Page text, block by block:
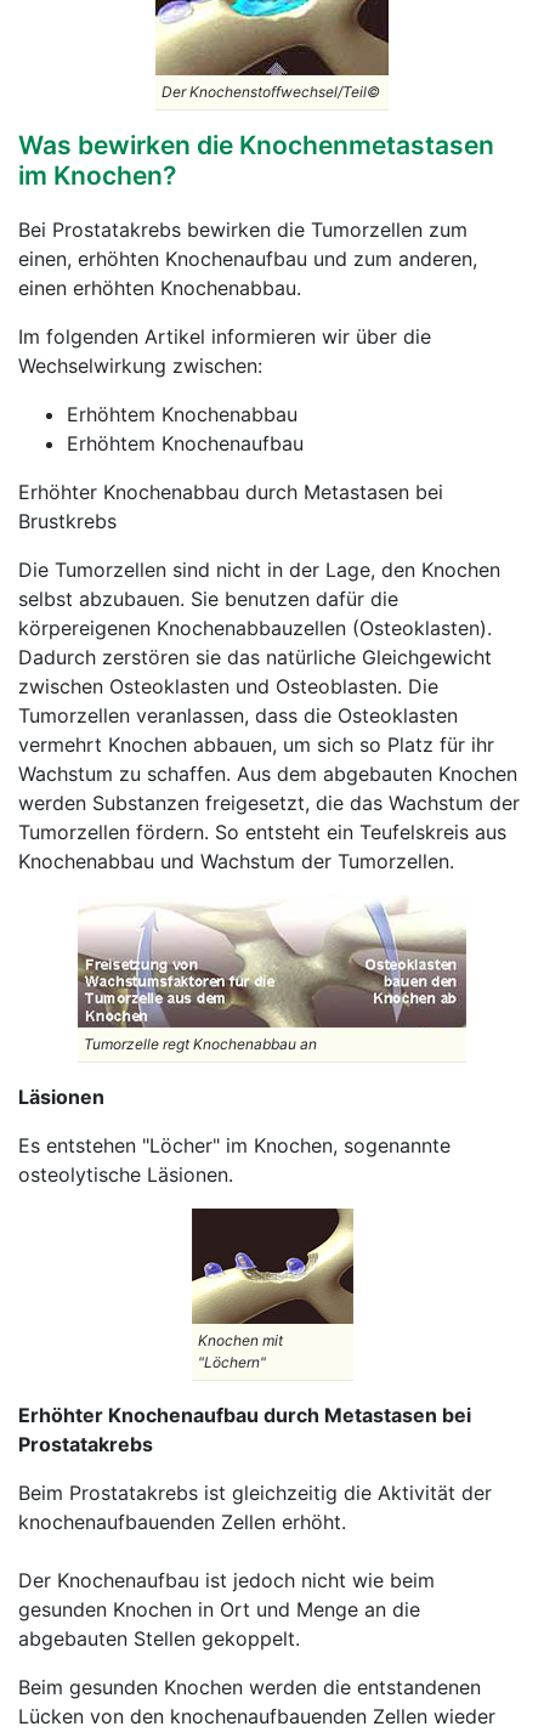
Der Knochenstoffwechsel/Teil©
Was bewirken die Knochenmetastasen
im Knochen?
Bei Prostatakrebs bewirken die Tumorzellen zum
einen, erhöhten Knochenaufbau und zum anderen,
einen erhöhten Knochenabbau.
Im folgenden Artikel informieren wir über die
Wechselwirkung zwischen:
Erhöhtem Knochenabbau
Erhöhtem Knochenaufbau
Erhöhter Knochenabbau durch Metastasen bei
Brustkrebs
Die Tumorzellen sind nicht in der Lage, den Knochen
selbst abzubauen. Sie benutzen dafür die
körpereigenen Knochenabbauzellen (Osteoklasten).
Dadurch zerstören sie das natürliche Gleichgewicht
zwischen Osteoklasten und Osteoblasten. Die
Tumorzellen veranlassen, dass die Osteoklasten
vermehrt Knochen abbauen, um sich so Platz für ihr
Wachstum zu schaffen. Aus dem abgebauten Knochen
werden Substanzen freigesetzt, die das Wachstum der
Tumorzellen fördern. So entsteht ein Teufelskreis aus
Knochenabbau und Wachstum der Tumorzellen.
Tumorzelle regt Knochenabbau an
Läsionen
Es entstehen "Löcher" im Knochen, sogenannte
osteolytische Läsionen.
Knochen mit
"Löchern"
Erhöhter Knochenaufbau durch Metastasen bei
Prostatakrebs
Beim Prostatakrebs ist gleichzeitig die Aktivität der
knochenaufbauenden Zellen erhöht.
Der Knochenaufbau ist jedoch nicht wie beim
gesunden Knochen in Ort und Menge an die
abgebauten Stellen gekoppelt.
Beim gesunden Knochen werden die entstandenen
Lücken von den knochenaufbauenden Zellen wieder